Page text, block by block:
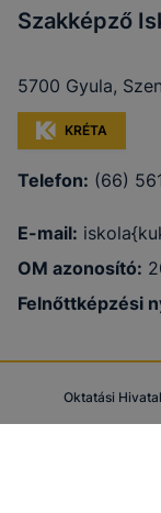
Szakképző
5700 Gyula,
KRÉTA
Telefon: (66)
E-mail:
OM azonosító:
Felnőttképzési
Oktatási